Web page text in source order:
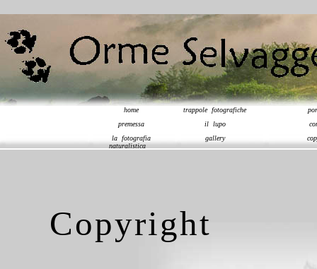
home trappole fotografiche
premessa
il lupo
la fotografia
naturalistica
gallery
Copyright